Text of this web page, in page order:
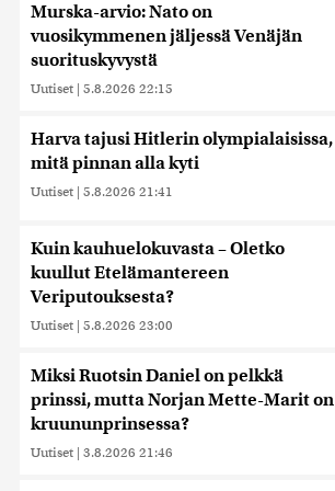
Murska-arvio: Nato on
vuosikymmenen jäljessä Venäjän
suorituskyvystä
Uutiset | 5.8.2026 22:15
Harva tajusi Hitlerin olympialaisissa,
mitä pinnan alla kyti
Uutiset | 5.8.2026 21:41
Kuin kauhuelokuvasta – Oletko
kuullut Etelämantereen
Veriputouksesta?
Uutiset | 5.8.2026 23:00
Miksi Ruotsin Daniel on pelkkä
prinssi, mutta Norjan Mette-Marit on
kruununprinsessa?
Uutiset | 3.8.2026 21:46